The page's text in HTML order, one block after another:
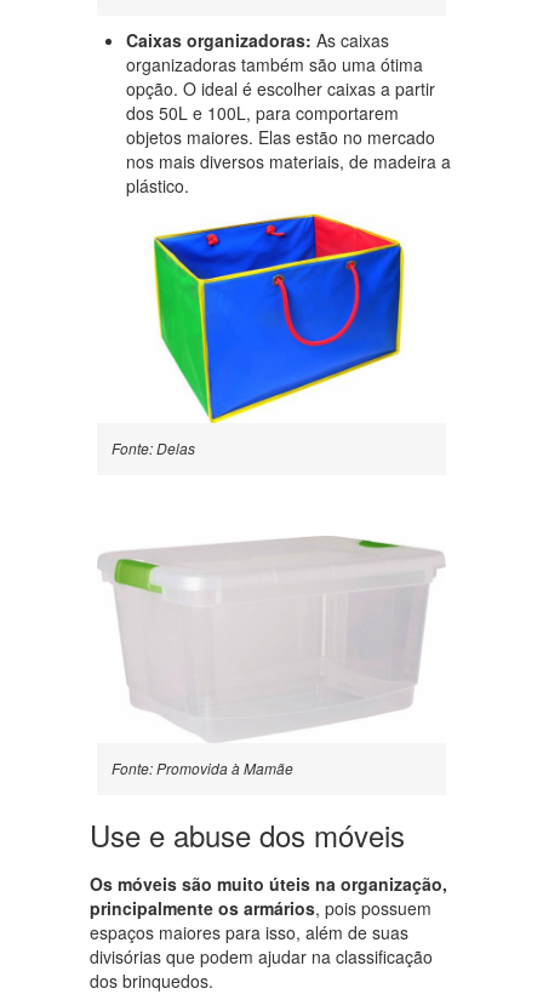
Caixas organizadoras: As caixas
organizadoras também são uma ótima
opção. O ideal é escolher caixas a partir
dos 50L e 100L, para comportarem
objetos maiores. Elas estão no mercado
nos mais diversos materiais, de madeira a
plástico.
Fonte: Delas
Fonte: Promovida à Mamãe
Use e abuse dos móveis
Os móveis são muito úteis na organização,
principalmente os armários, pois possuem
espaços maiores para isso, além de suas
divisórias que podem ajudar na classificação
dos brinquedos.